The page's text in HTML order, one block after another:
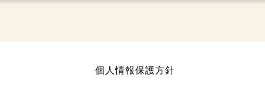
個人情報保護方針